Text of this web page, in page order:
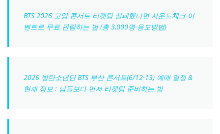
BTS 2026 고양 콘서트 티켓팅 실패했다면 사운드체크 이
벤트로 무료 관람하는 법 (총 3,000명·응모방법)
2026 방탄소년단 BTS 부산 콘서트(6/12·13) 예매 일정 &
현재 정보 : 남들보다 먼저 티켓팅 준비하는 법